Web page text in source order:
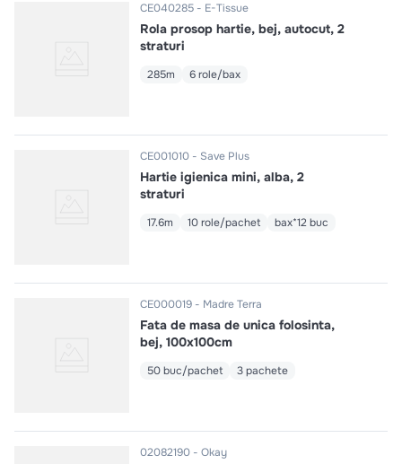
CE040285 E-Tissue
Rola prosop hartie, bej, autocut, 2
straturi
285m 6 role/bax
CE001010 Save Plus
Hartie igienica mini, alba, 2
straturi
17.6m 10 role/pachet bax*12 buc
CE000019 Madre Terra
Fata de masa de unica folosinta,
bej, 100x100cm
50 buc/pachet 3 pachete
02082190 Okay